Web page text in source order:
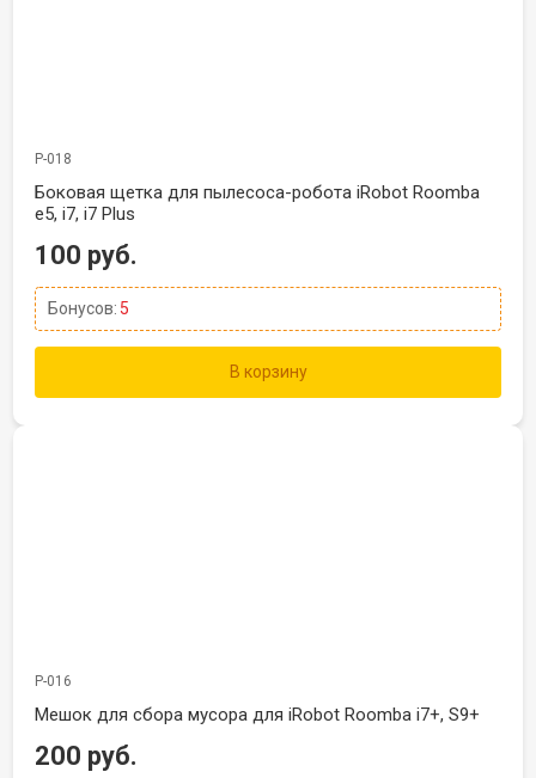
Р-018
Боковая щетка для пылесоса-робота iRobot Roomba
e5, i7, i7 Plus
100 руб.
Бонусов: 5
В корзину
Р-016
Мешок для сбора мусора для iRobot Roomba i7+, S9+
200 руб.